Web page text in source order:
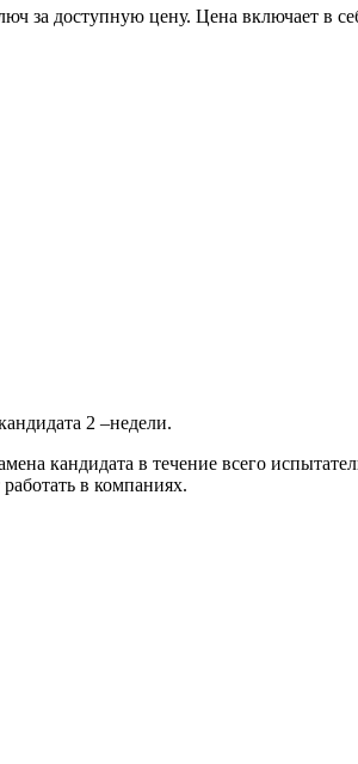
за доступную цену. Цена включает в
2 –недели.
кандидата в течение всего
в компаниях.